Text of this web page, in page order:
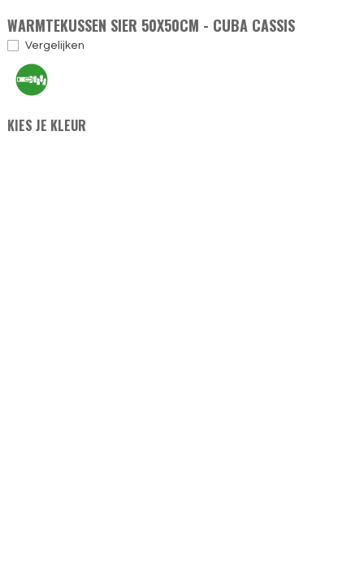
WARMTEKUSSEN SIER 50X50CM - CUBA CASSIS
Vergelijken
KIES JE KLEUR